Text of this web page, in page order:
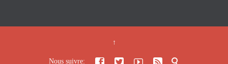
↑
Nous suivre:     